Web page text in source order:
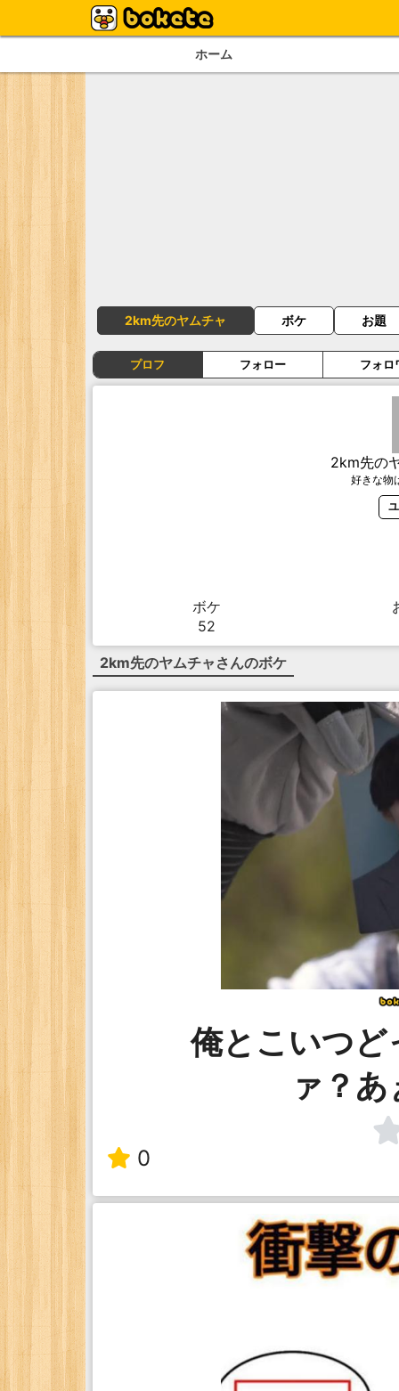
ホーム
2km先のヤムチャ ボケ お題
プロフ フォロー フォロ
2km先の
好きな物
ボケ
52
2km先のヤムチャ さんのボケ
俺とこいつ
ァ？
0